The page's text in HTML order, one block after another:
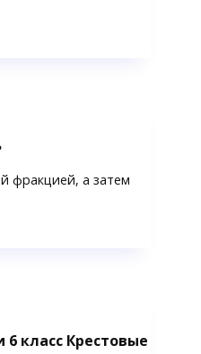
фракцией, а затем
класс Крестовые